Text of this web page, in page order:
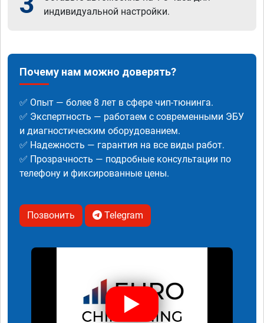
индивидуальной настройки.
Почему нам можно доверять?
✅ Опыт — более 8 лет в сфере чип-тюнинга.
✅ Экспертность — работаем с современными ЭБУ
и диагностическим оборудованием.
✅ Надежность — гарантия на все виды работ.
✅ Прозрачность — подробные консультации по
телефону и фиксированные цены.
Позвонить Telegram